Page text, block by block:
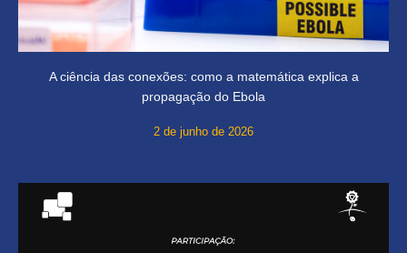
A ciência das conexões: como a matemática explica a
propagação do Ebola
2 de junho de 2026